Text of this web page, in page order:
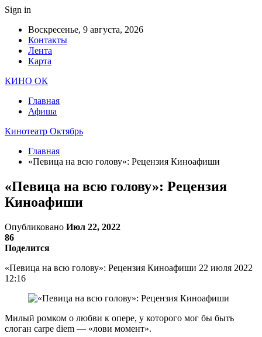
Sign in
Воскресенье, 9 августа, 2026
Контакты
Лента
Карта
КИНО ОК
Главная
Афиша
Кинотеатр Октябрь
Главная
«Певица на всю голову»: Рецензия Киноафиши
«Певица на всю голову»: Рецензия
Киноафиши
Опубликовано Июл 22, 2022
86
Поделится
«Певица на всю голову»: Рецензия Киноафиши 22 июля 2022
12:16
Милый ромком о любви к опере, у которого мог бы быть
слоган carpe diem — «лови момент».